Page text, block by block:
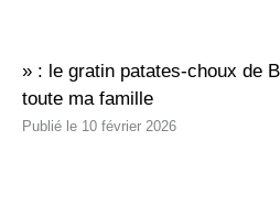
» : le gratin patates-choux de
toute ma famille
10 février 2026